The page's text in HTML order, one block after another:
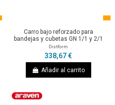
Carro bajo reforzado para
bandejas y cubetas GN 1/1 y 2/1
Distform
338,67 €
Añadir al carrito